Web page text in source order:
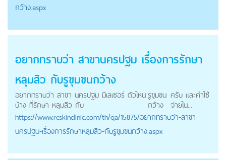
กว้าง.aspx
อยากทราบว่า สาขานครปฐม เรื่องการรักษา
หลุมสิว กับรูขุมขนกว้าง
อยากทราบว่า สาขา นครปฐม มีเลเซอร์ ตัวไหน
บ้าง ที่รักษา หลุมสิว กับ
รูขุมขน
กว้าง
ครับ และค่าใช้
จ่ายใน...
https://www.rcskinclinic.com/th/qa/15875/อยากทราบว่า-สาขา
นครปฐม-เรื่องการรักษาหลุมสิว-กับรูขุมขนกว้าง.aspx